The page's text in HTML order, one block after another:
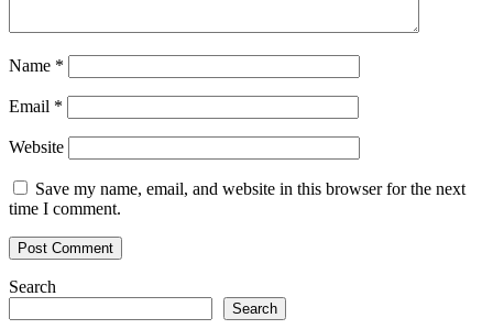
Name *
Email *
Website
Save my name, email, and website in this browser for the next
time I comment.
Search
Search